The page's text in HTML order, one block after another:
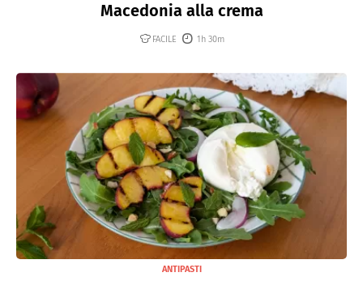
Macedonia alla crema
FACILE 1h 30m
ANTIPASTI